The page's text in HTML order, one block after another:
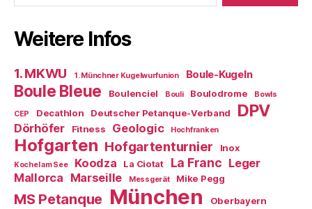
Weitere Infos
1. MKWU 1. Münchner Kugelwurfunion Boule-Kugeln
Boule Bleue Boulenciel Bouli Boulodrome Bowls
CEP Decathlon Deutscher Petanque-Verband DPV
Dörhöfer Fitness Geologic Hochfranken
Hofgarten Hofgartenturnier Inox
Kochel am See Koodza La Ciotat La Franc Leger
Mallorca Marseille Messgerät Mike Pegg
MS Petanque München Oberbayern